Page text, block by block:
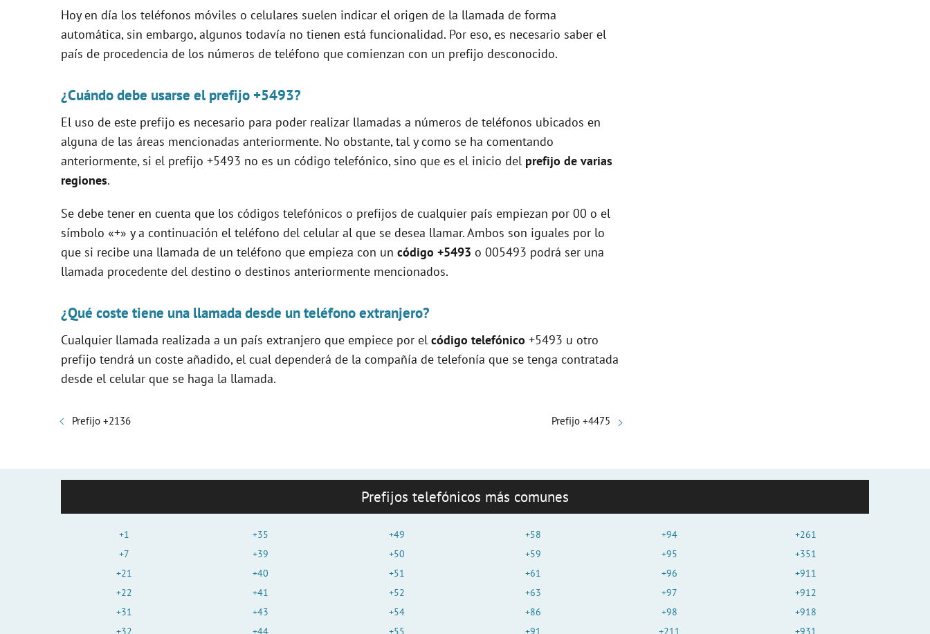
V
d
e
Hoy en día los teléfonos móviles o celulares suelen indicar el origen de la llamada de forma
automática, sin embargo, algunos todavía no tienen está funcionalidad. Por eso, es necesario saber el
país de procedencia de los números de teléfono que comienzan con un prefijo desconocido.
¿Cuándo debe usarse el prefijo +5493?
El uso de este prefijo es necesario para poder realizar llamadas a números de teléfonos ubicados en
alguna de las áreas mencionadas anteriormente. No obstante, tal y como se ha comentando
anteriormente, si el prefijo +5493 no es un código telefónico, sino que es el inicio del prefijo de varias
regiones.
Se debe tener en cuenta que los códigos telefónicos o prefijos de cualquier país empiezan por 00 o el
símbolo «+» y a continuación el teléfono del celular al que se desea llamar. Ambos son iguales por lo
que si recibe una llamada de un teléfono que empieza con un código +5493 o 005493 podrá ser una
llamada procedente del destino o destinos anteriormente mencionados.
¿Qué coste tiene una llamada desde un teléfono extranjero?
Cualquier llamada realizada a un país extranjero que empiece por el código telefónico +5493 u otro
prefijo tendrá un coste añadido, el cual dependerá de la compañía de telefonía que se tenga contratada
desde el celular que se haga la llamada.
Prefijo +2136 Prefijo +4475
Prefijos telefónicos más comunes
+1
+7
+21
+22
+31
+32
+35
+39
+40
+41
+43
+44
+49
+50
+51
+52
+54
+55
+58
+59
+61
+63
+86
+91
+94
+95
+96
+97
+98
+211
+261
+351
+911
+912
+918
+931